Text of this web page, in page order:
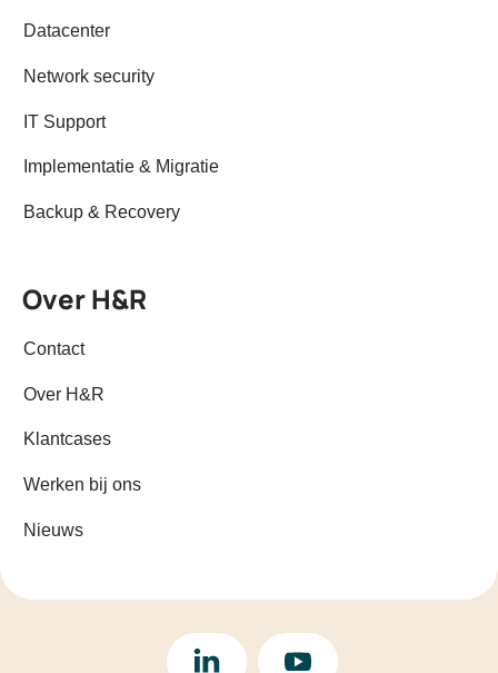
Datacenter
Network security
IT Support
Implementatie & Migratie
Backup & Recovery
Over H&R
Contact
Over H&R
Klantcases
Werken bij ons
Nieuws
LinkedIn YouTube